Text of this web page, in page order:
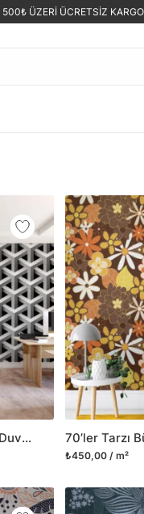
500₺ ÜZERİ ÜCRETSİZ
3D Kübik Geometrik Tasarım Duvar Kağıdı
₺450,00 / m²